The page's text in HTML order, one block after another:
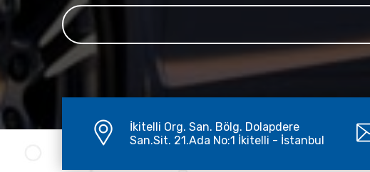
İkitelli Org. San. Bölg. Dolapdere
San.Sit. 21.Ada No:1 İkitelli - İstanbul